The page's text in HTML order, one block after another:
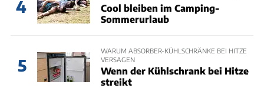
4
Cool bleiben im Camping-
Sommerurlaub
5
WARUM ABSORBER-KÜHLSCHRÄNKE BEI HITZE
VERSAGEN
Wenn der Kühlschrank bei Hitze
streikt